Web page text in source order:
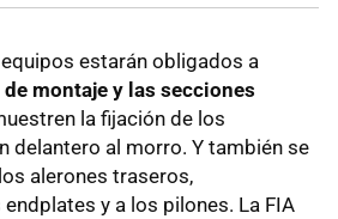
estarán obligados a
montaje y las secciones
la fijación de los
delantero al morro. Y también se
alerones traseros,
y a los pilones. La FIA